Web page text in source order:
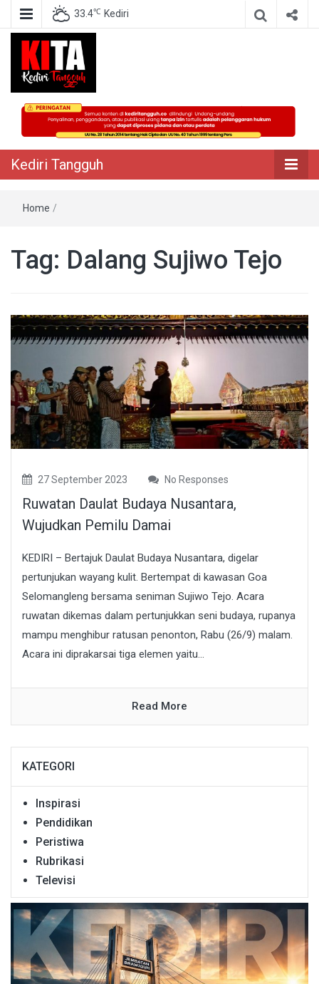
33.4℃ Kediri
Kediri Tangguh
Berita Akurat Terpercaya
Kediri Tangguh
Home /
Tag: Dalang Sujiwo Tejo
27 September 2023 No Responses
Ruwatan Daulat Budaya Nusantara,
Wujudkan Pemilu Damai
KEDIRI – Bertajuk Daulat Budaya Nusantara, digelar
pertunjukan wayang kulit. Bertempat di kawasan Goa
Selomangleng bersama seniman Sujiwo Tejo. Acara
ruwatan dikemas dalam pertunjukkan seni budaya, rupanya
mampu menghibur ratusan penonton, Rabu (26/9) malam.
Acara ini diprakarsai tiga elemen yaitu...
Read More
KATEGORI
Inspirasi
Pendidikan
Peristiwa
Rubrikasi
Televisi